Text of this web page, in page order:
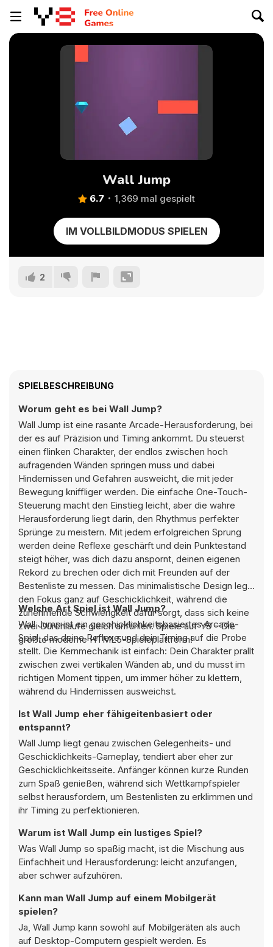
Wall Jump
6.7 1,369 mal gespielt
IM VOLLBILDMODUS SPIELEN
2
SPIELBESCHREIBUNG
Worum geht es bei Wall Jump?
Wall Jump ist eine rasante Arcade-Herausforderung, bei
der es auf Präzision und Timing ankommt. Du steuerst
einen flinken Charakter, der endlos zwischen hoch
aufragenden Wänden springen muss und dabei
Hindernissen und Gefahren ausweicht, die mit jeder
Bewegung kniffliger werden. Die einfache One-Touch-
Steuerung macht den Einstieg leicht, aber die wahre
Herausforderung liegt darin, den Rhythmus perfekter
Sprünge zu meistern. Mit jedem erfolgreichen Sprung
werden deine Reflexe geschärft und dein Punktestand
steigt höher, was dich dazu anspornt, deinen eigenen
Rekord zu brechen oder dich mit Freunden auf der
Bestenliste zu messen. Das minimalistische Design legt
den Fokus ganz auf Geschicklichkeit, während die
zunehmende Schwierigkeit dafür sorgt, dass sich keine
zwei Durchläufe gleich anfühlen. Spiele auf Y8 – Die
größte moderne HTML5-Spieleplattform!
Welche Art Spiel ist Wall Jump?
Wall Jump ist ein geschicklichkeitsbasiertes Arcade-
Spiel, das deine Reflexe und dein Timing auf die Probe
stellt. Die Kernmechanik ist einfach: Dein Charakter prallt
zwischen zwei vertikalen Wänden ab, und du musst im
richtigen Moment tippen, um immer höher zu klettern,
während du Hindernissen ausweichst.
Ist Wall Jump eher fähigeitenbasiert oder
entspannt?
Wall Jump liegt genau zwischen Gelegenheits- und
Geschicklichkeits-Gameplay, tendiert aber eher zur
Geschicklichkeitsseite. Anfänger können kurze Runden
zum Spaß genießen, während sich Wettkampfspieler
selbst herausfordern, um Bestenlisten zu erklimmen und
ihr Timing zu perfektionieren.
Warum ist Wall Jump ein lustiges Spiel?
Was Wall Jump so spaßig macht, ist die Mischung aus
Einfachheit und Herausforderung: leicht anzufangen,
aber schwer aufzuhören.
Kann man Wall Jump auf einem Mobilgerät
spielen?
Ja, Wall Jump kann sowohl auf Mobilgeräten als auch
auf Desktop-Computern gespielt werden. Es